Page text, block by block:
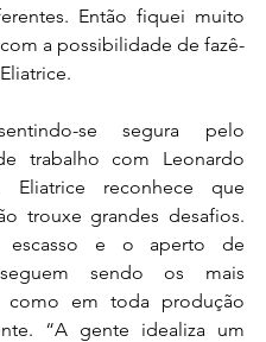
Então fiquei muito
a possibilidade de fazê-
se segura pelo
trabalho com Leonardo
Eliatrice reconhece que
trouxe grandes desafios.
escasso e o aperto de
sendo os mais
como em toda produção
“A gente idealiza um